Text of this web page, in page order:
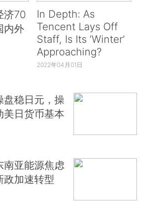
济70
内外
In Depth: As
Tencent Lays Off
Staff, Is Its ‘Winter’
Approaching?
2022年04月01日
盘稳日元，操
美日货币基本
南亚能源焦虑
政加速转型